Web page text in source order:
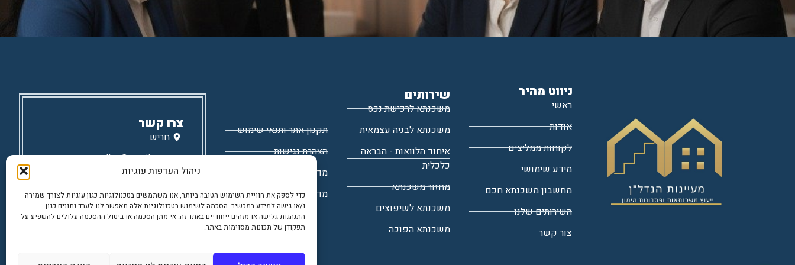
ניהול העדפות עוגיות
כדי לספק את חוויית השימוש הטובה ביותר, אנו משתמשים בטכנולוגיות כגון עוגיות לצורך שמירה
ו/או גישה למידע במכשיר. הסכמה לשימוש בטכנולוגיות אלה תאפשר לנו לעבד נתונים כגון
התנהגות גלישה או מזהים ייחודיים באתר זה. אי־מתן הסכמה או ביטול ההסכמה עלולים להשפיע על
תפקודן של תכונות מסוימות באתר.
ניווט מהיר
ראשי
אודות
לקוחות ממליצים
מידע שימושי
מחשבון משכנתא חכם
השירותים שלנו
צור קשר
שירותים
משכנתא לרכישת נכס
משכנתא לבניה עצמאית
איחוד הלוואות - הבראה
כלכלית
מחזור משכנתא
משכנתא לשיפוצים
משכנתא הפוכה
תקנון אתר ותנאי שימוש
הצהרת נגישות
מדיניות פרטיות
מדיניות עוגיות
צרו קשר
חריש
maayanot.nadlan@gmail.com